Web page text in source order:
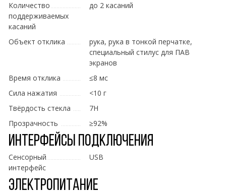
Количество
поддерживаемых
касаний
до 2 касаний
Объект отклика
рука, рука в тонкой перчатке,
специальный стилус для ПАВ
экранов
Время отклика
≤8 мс
Сила нажатия
<10 г
Твёрдость стекла
7H
Прозрачность
≥92%
Интерфейсы подключения
Сенсорный
интерфейс
USB
Электропитание